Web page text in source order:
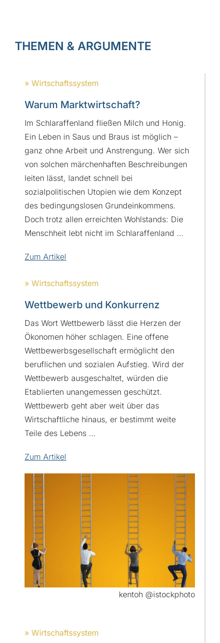
THEMEN & ARGUMENTE
» Wirtschaftssystem
Warum Marktwirtschaft?
Im Schlaraffenland fließen Milch und Honig.
Ein Leben in Saus und Braus ist möglich –
ganz ohne Arbeit und Anstrengung. Wer sich
von solchen märchenhaften Beschreibungen
leiten lässt, landet schnell bei
sozialpolitischen Utopien wie dem Konzept
des bedingungslosen Grundeinkommens.
Doch trotz allen erreichten Wohlstands: Die
Menschheit lebt nicht im Schlaraffenland …
Zum Artikel
» Wirtschaftssystem
Wettbewerb und Konkurrenz
Das Wort Wettbewerb lässt die Herzen der
Ökonomen höher schlagen. Eine offene
Wettbewerbsgesellschaft ermöglicht den
beruflichen und sozialen Aufstieg. Wird der
Wettbewerb ausgeschaltet, würden die
Etablierten unangemessen geschützt.
Wettbewerb geht aber weit über das
Wirtschaftliche hinaus, er bestimmt weite
Teile des Lebens …
Zum Artikel
kentoh @istockphoto
» Wirtschaftssystem